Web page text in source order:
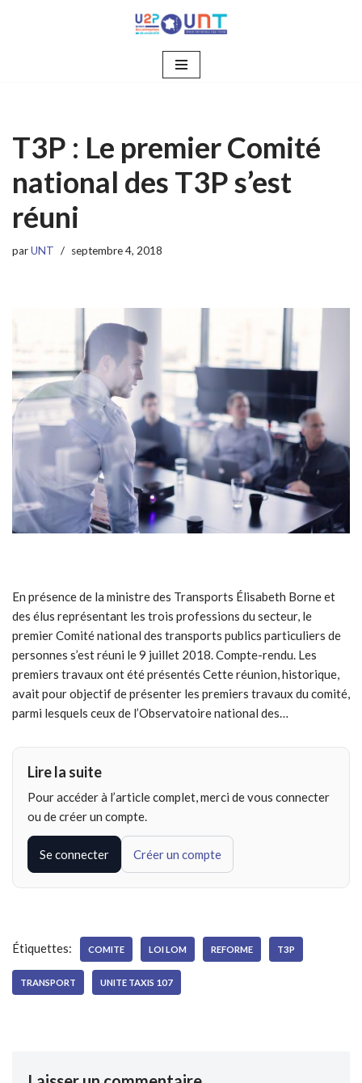
T3P : Le premier Comité
national des T3P s’est
réuni
parUNT septembre 4, 2018
En présence de la ministre des Transports Élisabeth Borne et
des élus représentant les trois professions du secteur, le
premier Comité national des transports publics particuliers de
personnes s’est réuni le 9 juillet 2018. Compte-rendu. Les
premiers travaux ont été présentés Cette réunion, historique,
avait pour objectif de présenter les premiers travaux du comité,
parmi lesquels ceux de l’Observatoire national des…
Lire la suite
Pour accéder à l’article complet, merci de vous connecter
ou de créer un compte.
Se connecter Créer un compte
Étiquettes: COMITE LOI LOM REFORME T3P
TRANSPORT UNITE TAXIS 107